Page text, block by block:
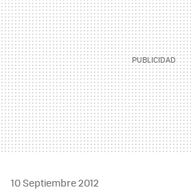
10 Septiembre 2012